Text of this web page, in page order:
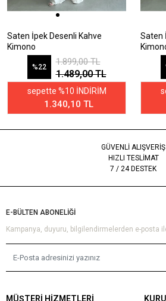
Saten İpek Desenli Kahve
Kimono
%22
1.899,00 TL
1.489,00 TL
sepette %10 İNDİRİM
1.340,10 TL
Saten
GÜVENLİ ALIŞVERİŞ
HIZLI TESLİMAT
7 / 24 DESTEK
E-BÜLTEN ABONELİĞİ
Kampanya, duyuru, bilgilendirmelerden e-posta
MÜŞTERI HIZMETLERI